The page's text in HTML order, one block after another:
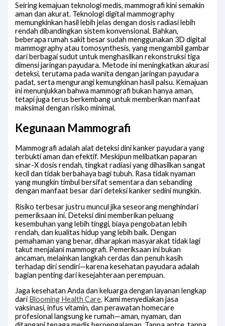
Seiring kemajuan teknologi medis, mammografi kini semakin
aman dan akurat. Teknologi digital mammography
memungkinkan hasil lebih jelas dengan dosis radiasi lebih
rendah dibandingkan sistem konvensional. Bahkan,
beberapa rumah sakit besar sudah menggunakan 3D digital
mammography atau tomosynthesis, yang mengambil gambar
dari berbagai sudut untuk menghasilkan rekonstruksi tiga
dimensi jaringan payudara. Metode ini meningkatkan akurasi
deteksi, terutama pada wanita dengan jaringan payudara
padat, serta mengurangi kemungkinan hasil palsu. Kemajuan
ini menunjukkan bahwa mammografi bukan hanya aman,
tetapi juga terus berkembang untuk memberikan manfaat
maksimal dengan risiko minimal.
Kegunaan Mammografi
Mammografi adalah alat deteksi dini kanker payudara yang
terbukti aman dan efektif. Meskipun melibatkan paparan
sinar-X dosis rendah, tingkat radiasi yang dihasilkan sangat
kecil dan tidak berbahaya bagi tubuh. Rasa tidak nyaman
yang mungkin timbul bersifat sementara dan sebanding
dengan manfaat besar dari deteksi kanker sedini mungkin.
Risiko terbesar justru muncul jika seseorang menghindari
pemeriksaan ini. Deteksi dini memberikan peluang
kesembuhan yang lebih tinggi, biaya pengobatan lebih
rendah, dan kualitas hidup yang lebih baik. Dengan
pemahaman yang benar, diharapkan masyarakat tidak lagi
takut menjalani mammografi. Pemeriksaan ini bukan
ancaman, melainkan langkah cerdas dan penuh kasih
terhadap diri sendiri—karena kesehatan payudara adalah
bagian penting dari kesejahteraan perempuan.
Jaga kesehatan Anda dan keluarga dengan layanan lengkap
dari Blooming Health Care. Kami menyediakan jasa
vaksinasi, infus vitamin, dan perawatan homecare
profesional langsung ke rumah—aman, nyaman, dan